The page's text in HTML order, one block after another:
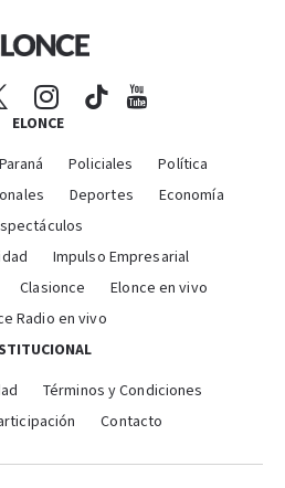
ELONCE
Paraná Policiales
Política
Deportes
Economía
Impulso Empresarial
Clasionce
Elonce en vivo
Radio en vivo
Términos y Condiciones
Contacto